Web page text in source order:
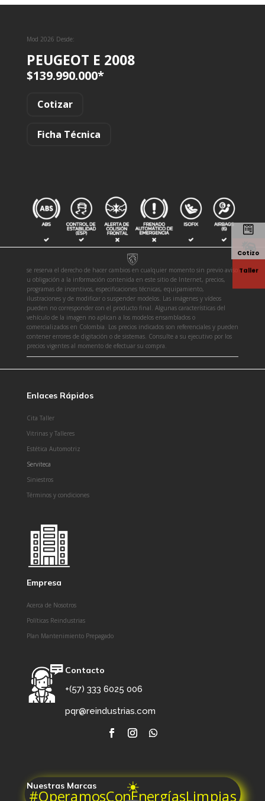
Mod 2026 Desde:
PEUGEOT E 2008
$139.990.000*
Cotizar
Ficha Técnica
se reserva el derecho de hacer cambios en cualquier momento sin previo aviso
u obligación a la información contenida en este sitio de Internet, precios,
programas de incentivos, especificaciones técnicas, equipamiento,
ilustraciones y de modificar o suspender modelos. Las imágenes y vídeos
pueden no corresponder con el producto final. Algunas características del
vehículo de la imagen no aplican a los modelos ensamblados o
comercializados en Colombia. Los precios indicados son referenciales y pueden
contener errores de digitación o de sistemas. Consulte a su ejecutivo por los
precios vigentes al momento de efectuar su compra.

Taller

Cotizo
Enlaces Rápidos
Cita Taller
Vitrinas y Talleres
Estética Automotriz
Serviteca
Siniestros
Términos y condiciones
Empresa
Acerca de Nosotros
Políticas Reindustrias
Plan Mantenimiento Prepagado
Contacto
+(57) 333 6025 006
pqr@reindustrias.com
☀️
#OperamosConEnergíasLimpias
Nuestras Marcas